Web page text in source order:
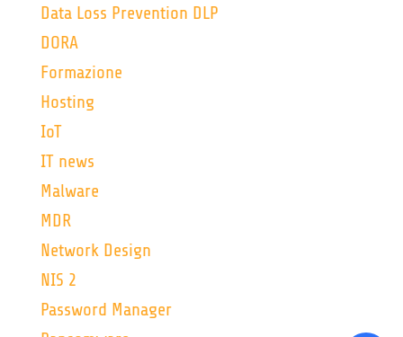
Data Loss Prevention DLP
DORA
Formazione
Hosting
IoT
IT news
Malware
MDR
Network Design
NIS 2
Password Manager